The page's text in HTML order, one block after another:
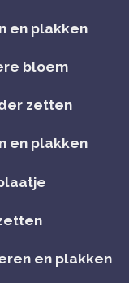
en plakken
bloem
zetten
en plakken
en plakken